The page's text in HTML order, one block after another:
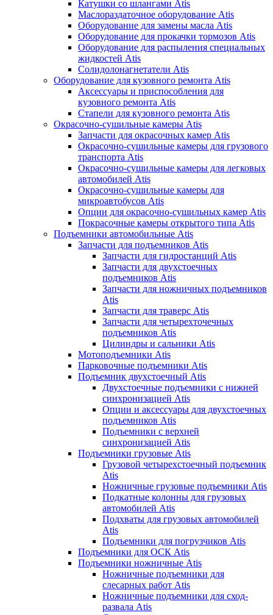
Катушки со шлангами Atis
Маслораздаточное оборудование Atis
Оборудование для замены масла Atis
Оборудование для прокачки тормозов Atis
Оборудование для распыления специальных
жидкостей Atis
Солидолонагнетатели Atis
Оборудование для кузовного ремонта Atis
Аксессуары и приспособления для
кузовного ремонта Atis
Стапели для кузовного ремонта Atis
Окрасочно-сушильные камеры Atis
Запчасти для окрасочных камер Atis
Окрасочно-сушильные камеры для грузового
транспорта Atis
Окрасочно-сушильные камеры для легковых
автомобилей Atis
Окрасочно-сушильные камеры для
микроавтобусов Atis
Опции для окрасочно-сушильных камер Atis
Покрасочные камеры открытого типа Atis
Подъемники автомобильные Atis
Запчасти для подъемников Atis
Запчасти для гидростанций Atis
Запчасти для двухстоечных
подъемников Atis
Запчасти для ножничных подъемников
Atis
Запчасти для траверс Atis
Запчасти для четырехточечных
подъемников Atis
Цилиндры и сальники Atis
Мотоподъемники Atis
Парковочные подъемники Atis
Подъемник двухстоечный Atis
Двухстоечные подъемники с нижней
синхронизацией Atis
Опции и аксессуары для двухстоечных
подъемников Atis
Подъемники с верхней
синхронизацией Atis
Подъемники грузовые Atis
Грузовой четырехстоечный подъемник
Atis
Ножничные грузовые подъемники Atis
Подкатные колонны для грузовых
автомобилей Atis
Подхваты для грузовых автомобилей
Atis
Подъемники для погрузчиков Atis
Подъемники для ОСК Atis
Подъемники ножничные Atis
Ножничные подъемники для
слесарных работ Atis
Ножничные подъемники для сход-
развала Atis